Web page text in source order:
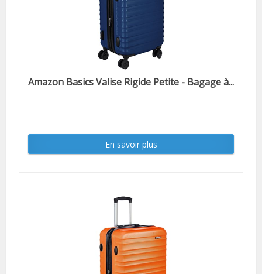
Amazon Basics Valise Rigide Petite - Bagage à...
En savoir plus